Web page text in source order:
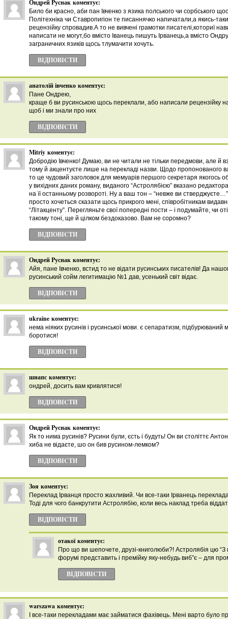
Ондрей Руснак коментує:
Било би красно, аби пан Івченко з язика полського чи сорбського
Політехніка чи Ставропигіон те писаннячко напичатали,а якись-
рецензійку спровадив.А то не вивчені грамотки писателі,коториї
написати не могут,бо вмісто Іванець пишуть Ірванець,а вмісто
заграничних язиків щось тлумачити хочуть.
ВІДПОВІCТИ
анатолій івченко коментує:
Пане Ондрею,
краще б ви русинською щось переклали, або написали рецензійку
щоб і ми знали про них
ВІДПОВІCТИ
Mitriy коментує:
Добродію Івченко! Думаю, ви не читали не тільки передмови, але й
тому й акцентуєте лише на перекладі назви. Щодо пропонованого
то це чудовий заголовок для мемуарів першого секретаря якогось
у вихідних даних роману, виданого “Астролябією” вказано
на її останньому розвороті. Ну а ваш тон – “невже ви
просто хочеться сказати щось прикрого мені, співробітникам
“Літакценту”. Перегляньте свої попередні пости – і подумайте, чи
такому тоні, ще й цілком бездоказово. Вам не соромно?
ВІДПОВІCТИ
Ондрей Руснак коментує:
Айя, пане Івченко, встид то не відати русинських писателів! Да
русинський сойм легитимацію №1 дав, усенький світ відає.
ВІДПОВІCТИ
ukraine коментує:
нема ніяких русинів і русинської мови. є сепаратизм, підбурюваний
боротися!
ВІДПОВІCТИ
шнапс коментує:
ондрей, досить вам кривлятися!
ВІДПОВІCТИ
Ондрей Руснак коментує:
Як то нима русинів? Русини були, єсть і будуть! Он ви століттє
хиба не відаєте, шо он бив русином-лемком?
ВІДПОВІCТИ
Зоя коментує:
Переклад Ірванця просто жахливий. Чи все-таки Ірванець
Тоді для чого банкрутити Астролябію, коли весь наклад треба
ВІДПОВІCТИ
отакої коментує:
Про що ви шепочете, друзі-книголюби?! Астролябія цю “З
форумі представить і премійку яку-небудь виб”є – для
ВІДПОВІCТИ
warszawa коментує:
І все-таки перекладами має займатися фахівець. Мені варто було